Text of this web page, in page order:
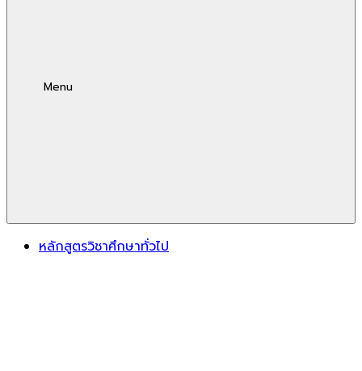
Menu
หลักสูตรวิชาศึกษาทั่วไป